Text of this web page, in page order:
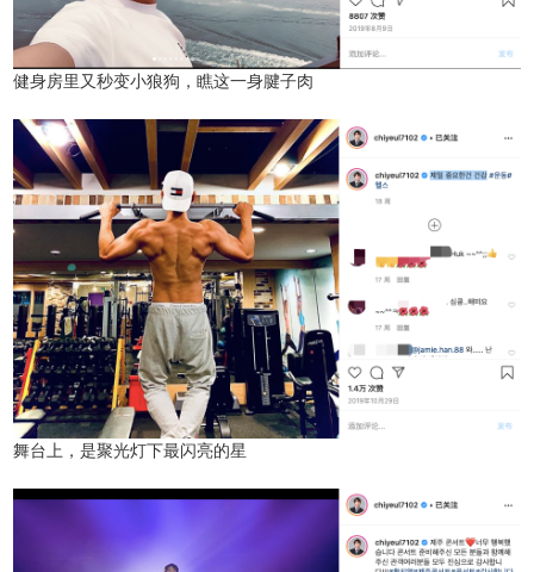
健身房里又秒变小狼狗，瞧这一身腱子肉
舞台上，是聚光灯下最闪亮的星